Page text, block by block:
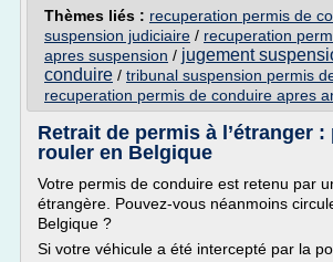
Thèmes liés : recuperation permis de
suspension judiciaire / recuperation
apres suspension / jugement
conduire / tribunal suspension permis
recuperation permis de conduire apres
Retrait de permis à l’étranger :
rouler en Belgique
Votre permis de conduire est retenu par
étrangère. Pouvez-vous néanmoins
Belgique ?
Si votre véhicule a été intercepté par la